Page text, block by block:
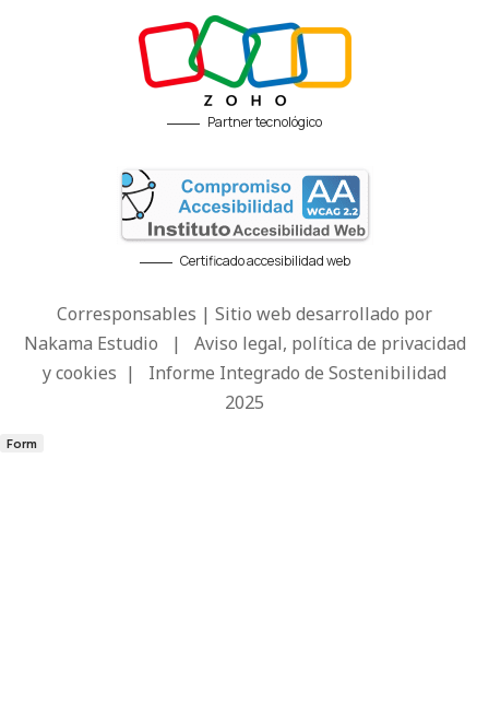
Partner tecnológico
Certificado accesibilidad web
Corresponsables | Sitio web desarrollado por
Nakama Estudio | Aviso legal, política de privacidad
y cookies | Informe Integrado de Sostenibilidad
2025
Form